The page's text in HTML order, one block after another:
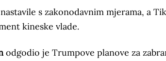
s zakonodavnim mjerama, a
kineske vlade.
odgodio je Trumpove planove za